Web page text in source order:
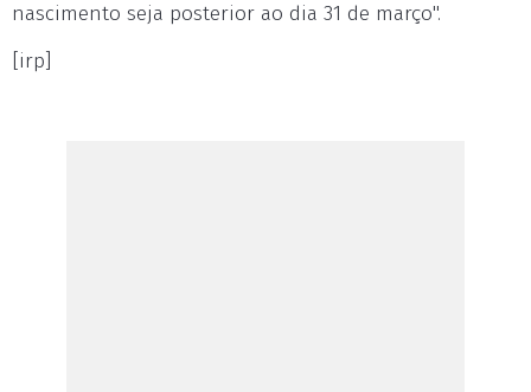
nascimento seja posterior ao dia 31 de março".
[irp]